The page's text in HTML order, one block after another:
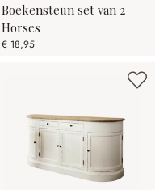
Boekensteun set van 2
Horses
€ 18,95